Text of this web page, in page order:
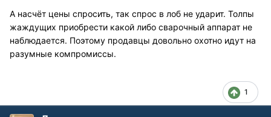
А насчёт цены спросить, так спрос в лоб не ударит. Толпы
жаждущих приобрести какой либо сварочный аппарат не
наблюдается. Поэтому продавцы довольно охотно идут на
разумные компромиссы.
1